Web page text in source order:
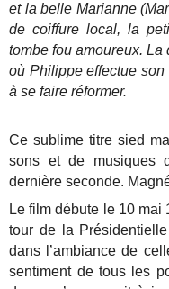
et la belle Marianne
de coiffure local, la
tombe fou amoureux.
où Philippe effectue son
à se faire réformer.
Ce sublime titre sied
sons et de musiques
dernière seconde.
Le film débute le 10
tour de la
dans l’ambiance de
sentiment de tous les